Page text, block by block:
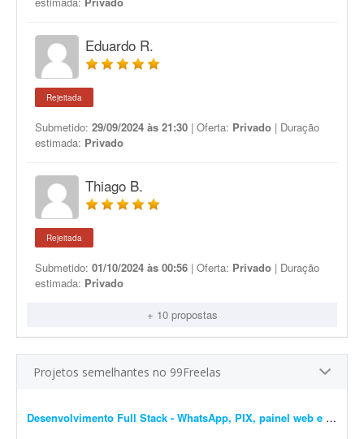
Eduardo R.
Rejeitada
Submetido: 29/09/2024 às 21:30 | Oferta: Privado | Duração
estimada: Privado
Thiago B.
Rejeitada
Submetido: 01/10/2024 às 00:56 | Oferta: Privado | Duração
estimada: Privado
+ 10 propostas
Projetos semelhantes no 99Freelas
Desenvolvimento Full Stack - WhatsApp, PIX, painel web e automação